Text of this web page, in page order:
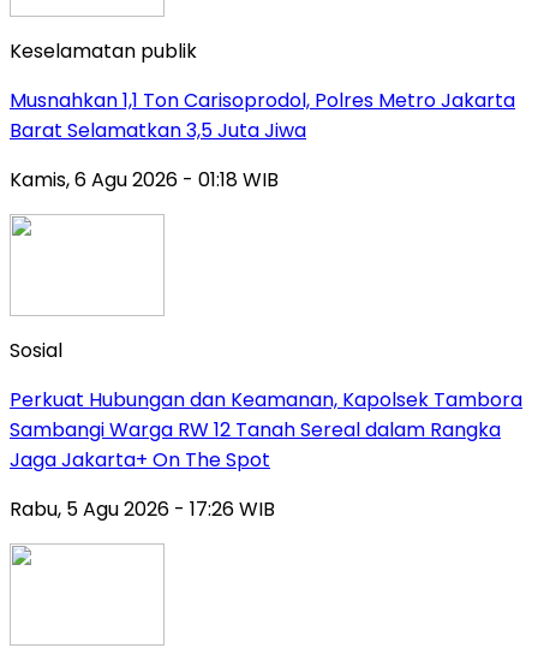
Keselamatan publik
Musnahkan 1,1 Ton Carisoprodol, Polres Metro Jakarta
Barat Selamatkan 3,5 Juta Jiwa
Kamis, 6 Agu 2026 - 01:18 WIB
Sosial
Perkuat Hubungan dan Keamanan, Kapolsek Tambora
Sambangi Warga RW 12 Tanah Sereal dalam Rangka
Jaga Jakarta+ On The Spot
Rabu, 5 Agu 2026 - 17:26 WIB